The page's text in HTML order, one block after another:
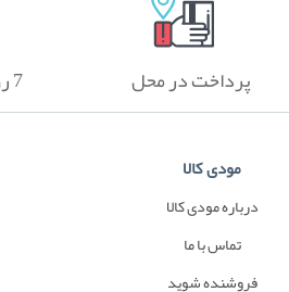
پرداخت در محل 7 روز ضمانت بازگشت
مودی کالا
درباره مودی کالا
تماس با ما
فروشنده شوید